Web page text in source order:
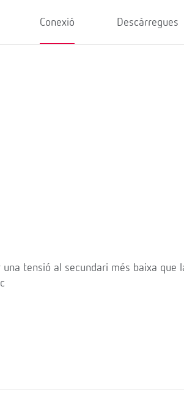
Conexió Descàrregues
tensió al secundari més baixa que